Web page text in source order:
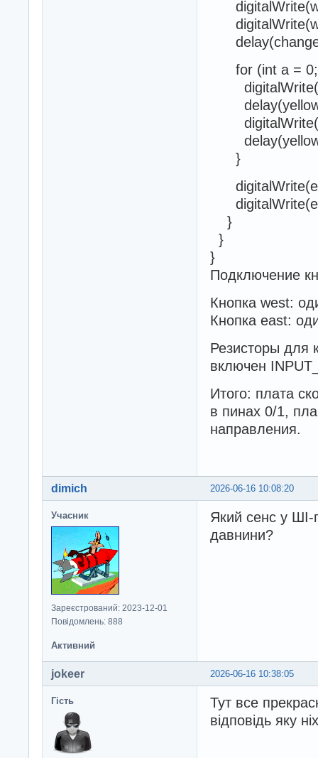
for (int a = 0;
}
}
}
}
Подключение
Кнопка west:
Кнопка east:
Резисторы для
включен
Итого: плата
в пинах 0/1,
направления.
2026-06-16 10:08:20
dimich
Учасник
Зареєстрований: 2023-12-01
Повідомлень: 888
Який сенс у ШІ-
давнини?
Активний
2026-06-16 10:38:05
jokeer
Гість
Тут все
відповідь яку